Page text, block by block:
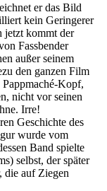
er das Bild
kein Geringerer
jetzt kommt der
Fassbender
außer seinem
den ganzen Film
Kopf,
nicht vor seinen
Irre!
Geschichte des
wurde vom
Band spielte
selbst, der später
die auf Ziegen